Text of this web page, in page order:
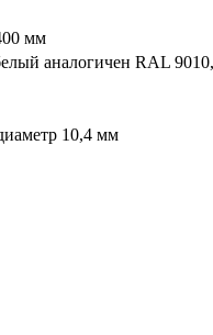
мм
аналогичен RAL
10,4 мм